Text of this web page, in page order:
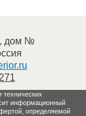
дом №
информационный
определяемой